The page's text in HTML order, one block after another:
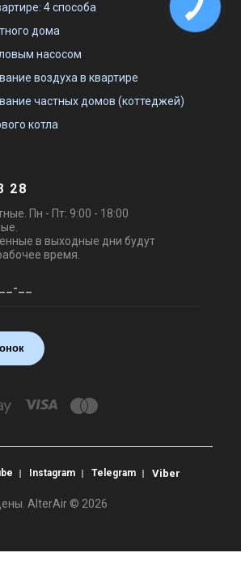
4 способа
дома
насосом
воздуха в квартире
частных домов (коттеджей)
котла
28
Пн - Пт: 9:00 - 18:00
в выходные дни будут
время.
Instagram Telegram Viber
AlterAir © 2026